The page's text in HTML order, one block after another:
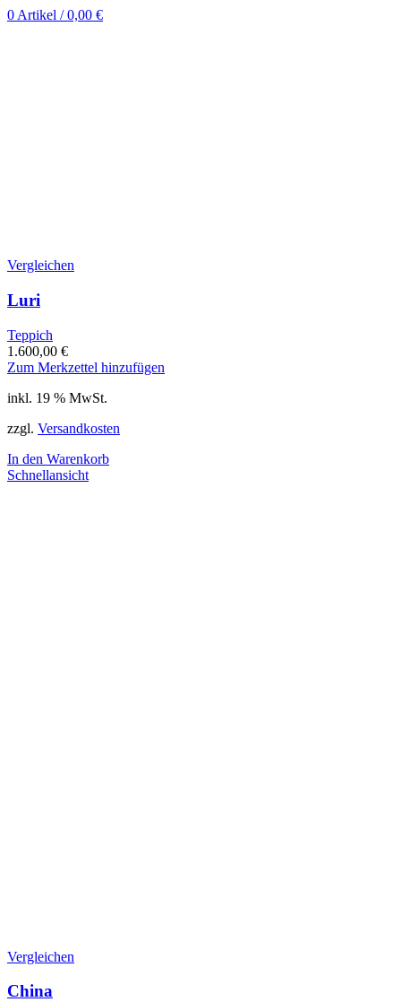
0 Artikel / 0,00 €
Vergleichen
Luri
Teppich
1.600,00 €
Zum Merkzettel hinzufügen
inkl. 19 % MwSt.
zzgl. Versandkosten
In den Warenkorb
Schnellansicht
Vergleichen
China